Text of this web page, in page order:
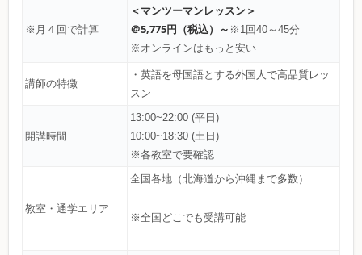
※月４回で計算
＜マンツーマンレッスン＞
＠5,775円（税込）～ ※1回40～45分
※オンラインはもっと安い
講師の特徴
・英語を母国語とする外国人で高品質レッ
スン
開講時間
13:00~22:00 (平日)
10:00~18:30 (土日)
※各教室で要確認
教室・通学エリア
全国各地（北海道から沖縄まで多数）
※全国どこでも受講可能